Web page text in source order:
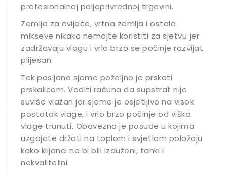
profesionalnoj poljoprivrednoj trgovini.
Zemlja za cvijeće, vrtna zemlja i ostale
mikseve nikako nemojte koristiti za sjetvu jer
zadržavaju vlagu i vrlo brzo se počinje razvijati
plijesan.
Tek posijano sjeme poželjno je prskati
prskalicom. Voditi računa da supstrat nije
suviše vlažan jer sjeme je osjetljivo na visok
postotak vlage, i vrlo brzo počinje od viška
vlage trunuti. Obavezno je posude u kojima
uzgajate držati na toplom i svjetlom položaju
kako klijanci ne bi bili izduženi, tanki i
nekvalitetni.